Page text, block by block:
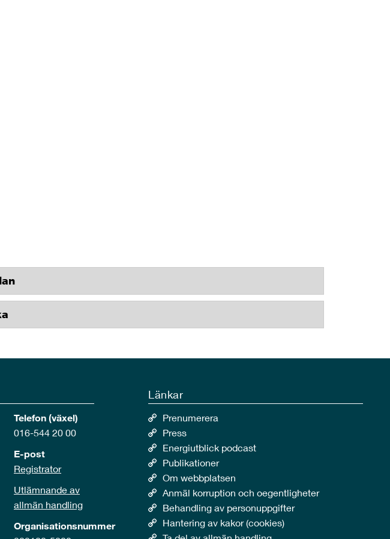
Telefon (växel)
016-544 20 00
E-post
Registrator
Utlämnande av
allmän handling
Organisationsnummer
Länkar
Prenumerera
Press
Energiutblick podcast
Publikationer
Om webbplatsen
Anmäl korruption och oegentligheter
Behandling av personuppgifter
Hantering av kakor (cookies)